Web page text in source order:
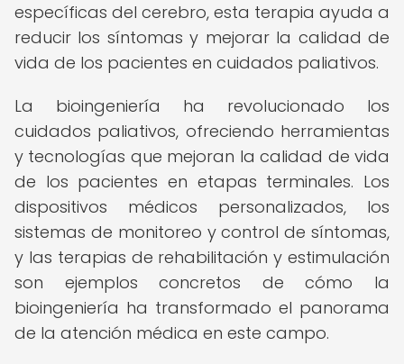
específicas del cerebro, esta terapia ayuda a
reducir los síntomas y mejorar la calidad de
vida de los pacientes en cuidados paliativos.
La bioingeniería ha revolucionado los
cuidados paliativos, ofreciendo herramientas
y tecnologías que mejoran la calidad de vida
de los pacientes en etapas terminales. Los
dispositivos médicos personalizados, los
sistemas de monitoreo y control de síntomas,
y las terapias de rehabilitación y estimulación
son ejemplos concretos de cómo la
bioingeniería ha transformado el panorama
de la atención médica en este campo.